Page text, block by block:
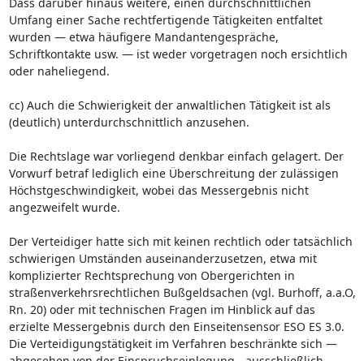
Umfang einer Sache rechtfertigende Tätigkeiten entfaltet
wurden — etwa häufigere Mandantengespräche,
Schriftkontakte usw. — ist weder vorgetragen noch ersichtlich
oder naheliegend.
cc) Auch die Schwierigkeit der anwaltlichen Tätigkeit ist als
(deutlich) unterdurchschnittlich anzusehen.
Die Rechtslage war vorliegend denkbar einfach gelagert. Der
Vorwurf betraf lediglich eine Überschreitung der zulässigen
Höchstgeschwindigkeit, wobei das Messergebnis nicht
angezweifelt wurde.
Der Verteidiger hatte sich mit keinen rechtlich oder tatsächlich
schwierigen Umständen auseinanderzusetzen, etwa mit
komplizierter Rechtsprechung von Obergerichten in
straßenverkehrsrechtlichen Bußgeldsachen (vgl. Burhoff, a.a.O,
Rn. 20) oder mit technischen Fragen im Hinblick auf das
erzielte Messergebnis durch den Einseitensensor ESO ES 3.0.
Die Verteidigungstätigkeit im Verfahren beschränkte sich —